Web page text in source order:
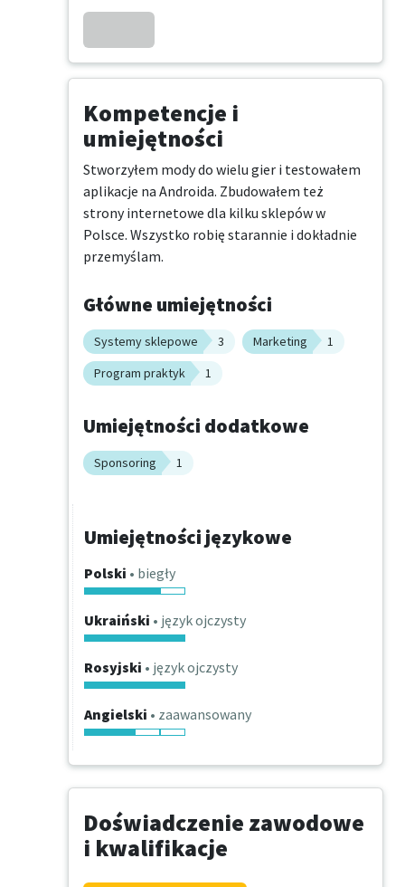
Kompetencje i
umiejętności
Stworzyłem mody do wielu gier i testowałem
aplikacje na Androida. Zbudowałem też
strony internetowe dla kilku sklepów w
Polsce. Wszystko robię starannie i dokładnie
przemyślam.
Główne umiejętności
Systemy sklepowe 3 Marketing
1
Program praktyk
1
Umiejętności dodatkowe
Sponsoring 1
Umiejętności językowe
Polski • biegły
Ukraiński • język ojczysty
Rosyjski • język ojczysty
Angielski • zaawansowany
Doświadczenie zawodowe
i kwalifikacje